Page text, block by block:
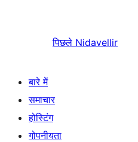
पिछले Nidavellir
बारे में
समाचार
होस्टिंग
गोपनीयता